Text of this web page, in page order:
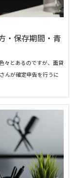
・保存期間・青
々とあるのですが、面貸
んが確定申告を行うに